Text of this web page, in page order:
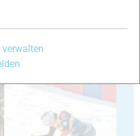
verwalten